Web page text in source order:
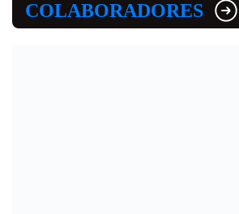
COLABORADORES